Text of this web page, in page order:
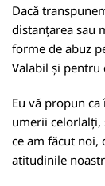
Dacă
distanțarea sau
forme de abuz
Valabil și pentru
Eu vă propun
umerii celorlalți,
ce am făcut noi,
atitudinile